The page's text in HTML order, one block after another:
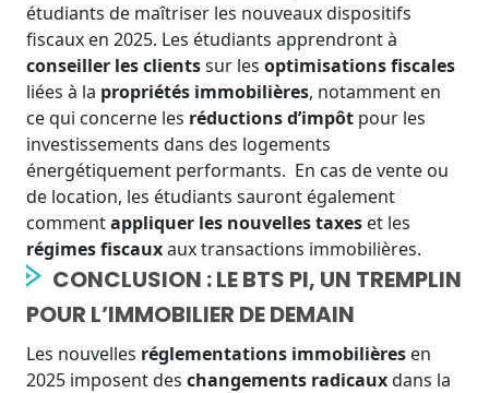
étudiants de maîtriser les nouveaux dispositifs
fiscaux en 2025. Les étudiants apprendront à
conseiller les clientssur les optimisations fiscales
liées à la propriétés immobilières, notamment en
ce qui concerne les réductions d’impôt pour les
investissements dans des logements
énergétiquement performants. En cas de vente ou
de location, les étudiants sauront également
commentappliquer les nouvelles taxes et les
régimes fiscauxaux transactions immobilières.
CONCLUSION : LE BTS PI, UN TREMPLIN
POUR L’IMMOBILIER DE DEMAIN
Les nouvelles réglementations immobilières en
2025 imposent des changements radicauxdans la